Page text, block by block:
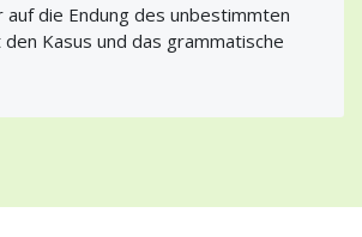
auf die Endung des unbestimmten
Kasus und das grammatische